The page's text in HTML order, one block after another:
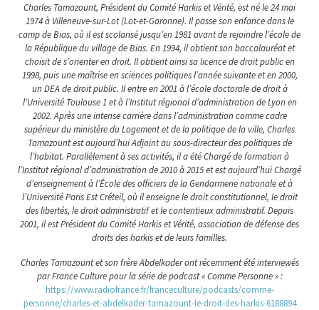
Charles Tamazount, Président du Comité Harkis et Vérité, est né le 24 mai
1974 à Villeneuve-sur-Lot (Lot-et-Garonne). Il passe son enfance dans le
camp de Bias, où il est scolarisé jusqu’en 1981 avant de rejoindre l’école de
la République du village de Bias. En 1994, il obtient son baccalauréat et
choisit de s’orienter en droit. Il obtient ainsi sa licence de droit public en
1998, puis une maîtrise en sciences politiques l’année suivante et en 2000,
un DEA de droit public. Il entre en 2001 à l’école doctorale de droit à
l’Université Toulouse 1 et à l’Institut régional d’administration de Lyon en
2002. Après une intense carrière dans l’administration comme cadre
supérieur du ministère du Logement et de la politique de la ville, Charles
Tamazount est aujourd’hui Adjoint au sous-directeur des politiques de
l’habitat. Parallèlement à ses activités, il a été Chargé de formation à
l’Institut régional d’administration de 2010 à 2015 et est aujourd’hui Chargé
d’enseignement à l’École des officiers de la Gendarmerie nationale et à
l’Université Paris Est Créteil, où il enseigne le droit constitutionnel, le droit
des libertés, le droit administratif et le contentieux administratif. Depuis
2001, il est Président du Comité Harkis et Vérité, association de défense des
droits des harkis et de leurs familles.
Charles Tamazount et son frère Abdelkader ont récemment été interviewés
par France Culture pour la série de podcast « Comme Personne » :
https://www.radiofrance.fr/franceculture/podcasts/comme-
personne/charles-et-abdelkader-tamazount-le-droit-des-harkis-6188894